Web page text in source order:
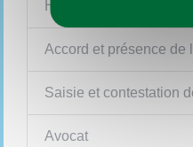
Horaires
Accord et présence de
Saisie et contestation
Avocat